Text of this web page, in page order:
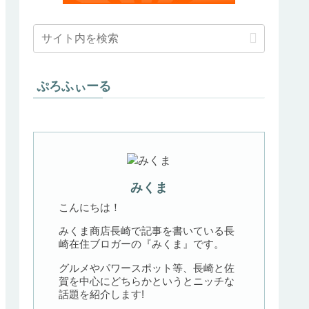
ぷろふぃーる
みくま
こんにちは！
みくま商店長崎で記事を書いている長
崎在住ブロガーの『みくま』です。
グルメやパワースポット等、長崎と佐
賀を中心にどちらかというとニッチな
話題を紹介します!